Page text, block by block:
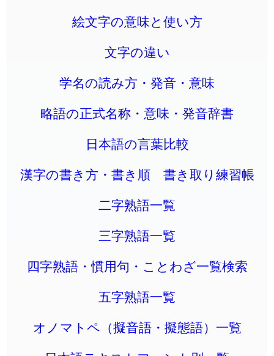
絵文字の意味と使い方
文字の違い
学名の読み方・発音・意味
略語の正式名称・意味・発音辞書
日本語の言葉比較
漢字の書き方・書き順 書き取り練習帳
二字熟語一覧
三字熟語一覧
四字熟語・慣用句・ことわざ一覧検索
五字熟語一覧
オノマトペ（擬音語・擬態語）一覧